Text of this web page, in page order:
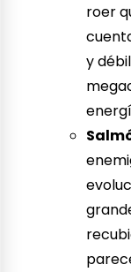
roer
y